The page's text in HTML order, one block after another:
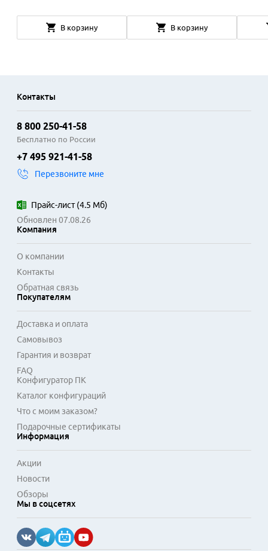
В корзину В корзину
Контакты
8 800 250-41-58
Бесплатно по России
+7 495 921-41-58
Перезвоните мне
Прайс-лист(4.5 Мб)
Обновлен 07.08.26
Компания
О компании
Контакты
Обратная связь
Покупателям
Доставка и оплата
Самовывоз
Гарантия и возврат
FAQ
Конфигуратор ПК
Каталог конфигураций
Что с моим заказом?
Подарочные сертификаты
Информация
Акции
Новости
Обзоры
Мы в соцсетях